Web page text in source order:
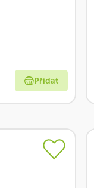
Přidat